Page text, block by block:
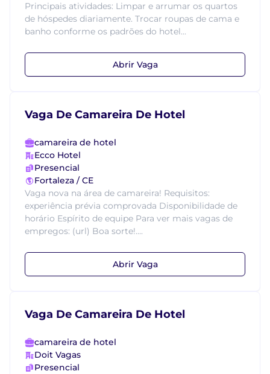
Principais atividades: Limpar e arrumar os quartos
de hóspedes diariamente. Trocar roupas de cama e
banho conforme os padrões do hotel...
Abrir Vaga
Vaga De Camareira De Hotel
camareira de hotel
Ecco Hotel
Presencial
Fortaleza / CE
Vaga nova na área de camareira! Requisitos:
experiência prévia comprovada Disponibilidade de
horário Espírito de equipe Para ver mais vagas de
empregos: (url) Boa sorte!....
Abrir Vaga
Vaga De Camareira De Hotel
camareira de hotel
Doit Vagas
Presencial